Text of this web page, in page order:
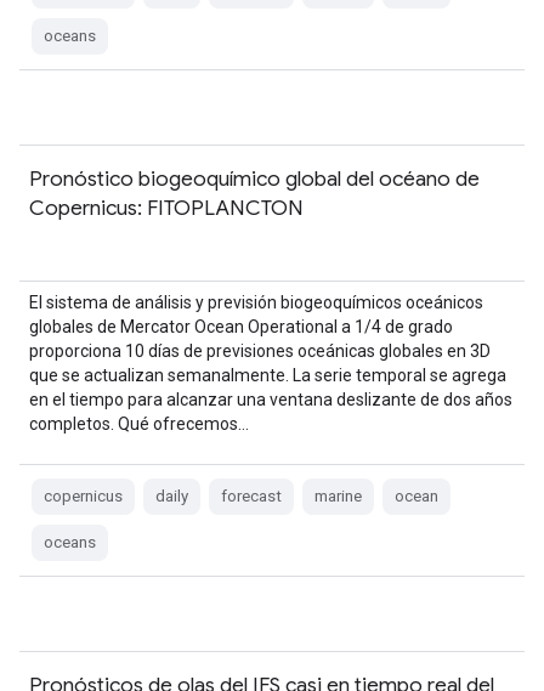
oceans
Pronóstico biogeoquímico global del océano de
Copernicus: FITOPLANCTON
El sistema de análisis y previsión biogeoquímicos oceánicos
globales de Mercator Ocean Operational a 1/4 de grado
proporciona 10 días de previsiones oceánicas globales en 3D
que se actualizan semanalmente. La serie temporal se agrega
en el tiempo para alcanzar una ventana deslizante de dos años
completos. Qué ofrecemos…
copernicus daily forecast marine ocean
oceans
Pronósticos de olas del IFS casi en tiempo real del